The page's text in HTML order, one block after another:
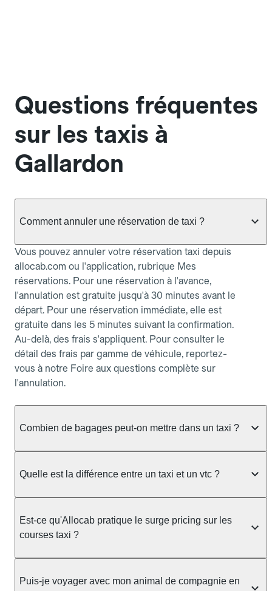
Questions fréquentes
sur les taxis à
Gallardon
Comment annuler une réservation de taxi ?
Vous pouvez annuler votre réservation taxi depuis
allocab.com ou l'application, rubrique Mes
réservations. Pour une réservation à l'avance,
l'annulation est gratuite jusqu'à 30 minutes avant le
départ. Pour une réservation immédiate, elle est
gratuite dans les 5 minutes suivant la confirmation.
Au-delà, des frais s'appliquent. Pour consulter le
détail des frais par gamme de véhicule, reportez-
vous à notre Foire aux questions complète sur
l'annulation.
Combien de bagages peut-on mettre dans un taxi ?
taxi berline accueille en général jusqu'à 3 bagages
ou nombreux, précisez-le dans le champ "Message
au chauffeur" lors de la réservation. Le prix n'est
pas impacté par le nombre de bagages.
Quelle est la différence entre un taxi et un vtc ?
prendre en charge directement dans la rue, à une
station ou sur réservation, avec un tarif au
réservation et propose un prix fixe annoncé à
l'avance. Chez Allocab, réservez facilement votre
Est-ce qu'Allocab pratique le surge pricing sur les
courses taxi ?
réglementation préfectorale et suit un barème
Puis-je voyager avec mon animal de compagnie en